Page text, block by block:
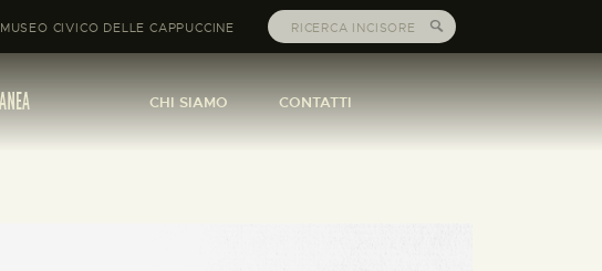
MUSEO CIVICO DELLE CAPPUCCINE
CHI SIAMO CONTATTI